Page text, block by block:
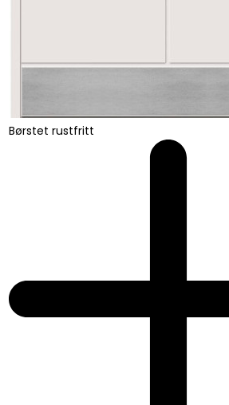
Børstet rustfritt